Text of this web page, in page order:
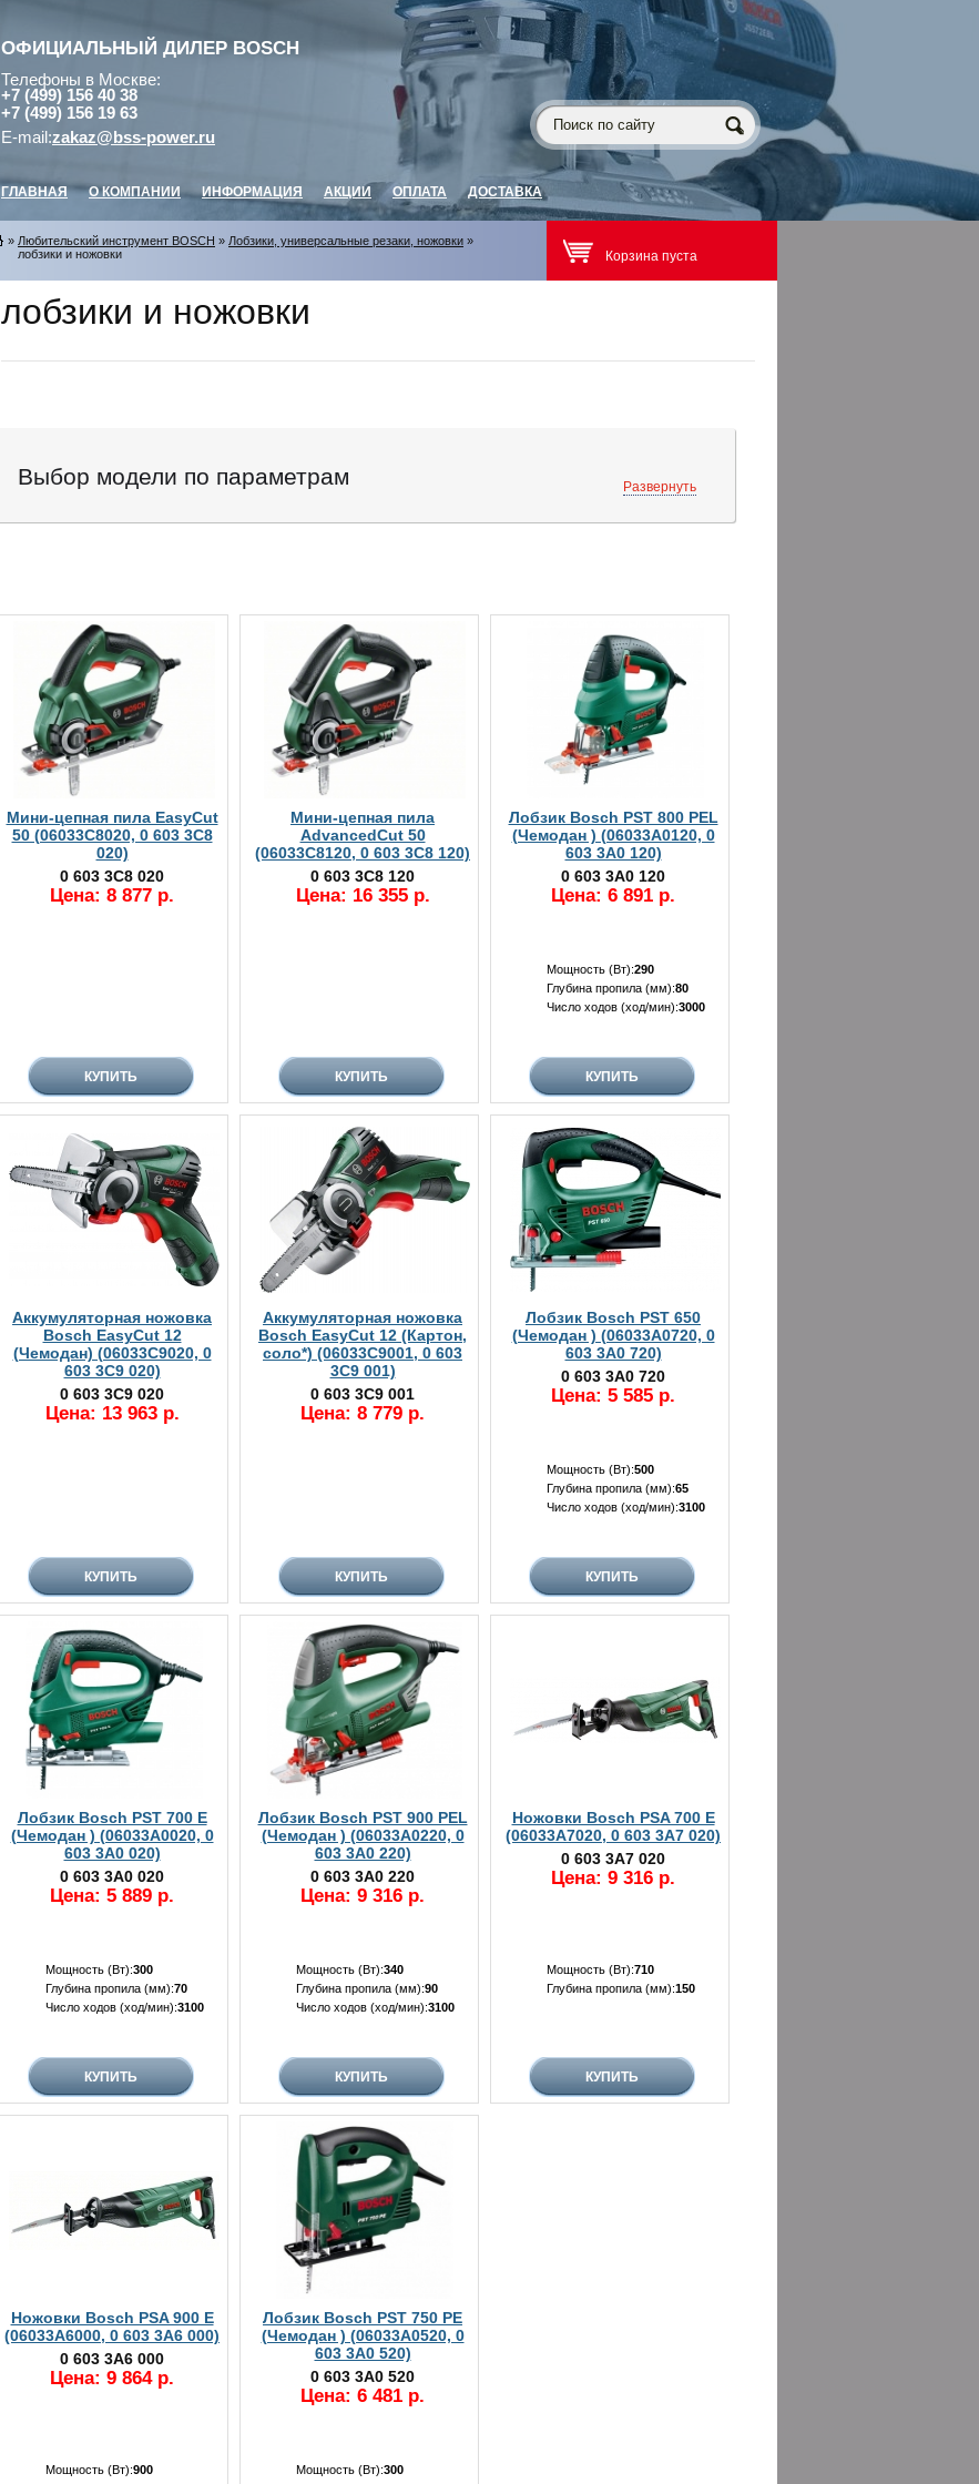
ОФИЦИАЛЬНЫЙ ДИЛЕР BOSCH
Телефоны в Москве:
+7 (499) 156 40 38
+7 (499) 156 19 63
E-mail:zakaz@bss-power.ru
ГЛАВНАЯ О КОМПАНИИ ИНФОРМАЦИЯ АКЦИИ ОПЛАТА ДОСТАВКА
» Любительский инструмент BOSCH » Лобзики, универсальные резаки, ножовки »
лобзики и ножовки
Корзина пуста
лобзики и ножовки
Выбор модели по параметрам Развернуть
Мини-цепная пила EasyCut
50 (06033C8020, 0 603 3C8
020)
0 603 3C8 020
Цена: 8 877 р.
Мини-цепная пила
AdvancedCut 50
(06033C8120, 0 603 3C8 120)
0 603 3C8 120
Цена: 16 355 р.
Лобзик Bosch PST 800 PEL
(Чемодан ) (06033A0120, 0
603 3A0 120)
0 603 3A0 120
Цена: 6 891 р.
Мощность (Вт):290
Глубина пропила (мм):80
Число ходов (ход/мин):3000
Аккумуляторная ножовка
Bosch EasyCut 12
(Чемодан) (06033C9020, 0
603 3C9 020)
0 603 3C9 020
Цена: 13 963 р.
Аккумуляторная ножовка
Bosch EasyCut 12 (Картон,
соло*) (06033C9001, 0 603
3C9 001)
0 603 3C9 001
Цена: 8 779 р.
Лобзик Bosch PST 650
(Чемодан ) (06033A0720, 0
603 3A0 720)
0 603 3A0 720
Цена: 5 585 р.
Мощность (Вт):500
Глубина пропила (мм):65
Число ходов (ход/мин):3100
Лобзик Bosch PST 700 E
(Чемодан ) (06033A0020, 0
603 3A0 020)
0 603 3A0 020
Цена: 5 889 р.
Мощность (Вт):300
Глубина пропила (мм):70
Число ходов (ход/мин):3100
Лобзик Bosch PST 900 PEL
(Чемодан ) (06033A0220, 0
603 3A0 220)
0 603 3A0 220
Цена: 9 316 р.
Мощность (Вт):340
Глубина пропила (мм):90
Число ходов (ход/мин):3100
Ножовки Bosch PSA 700 E
(06033A7020, 0 603 3A7 020)
0 603 3A7 020
Цена: 9 316 р.
Мощность (Вт):710
Глубина пропила (мм):150
Ножовки Bosch PSA 900 E
(06033A6000, 0 603 3A6 000)
0 603 3A6 000
Цена: 9 864 р.
Мощность (Вт):900
Лобзик Bosch PST 750 PE
(Чемодан ) (06033A0520, 0
603 3A0 520)
0 603 3A0 520
Цена: 6 481 р.
Мощность (Вт):300